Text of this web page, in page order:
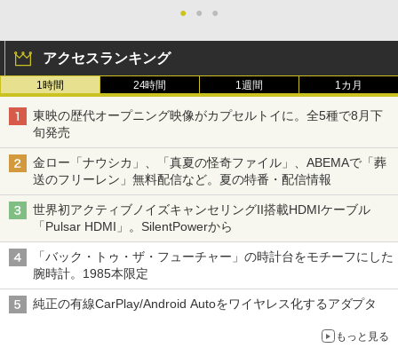
● ● ●
アクセスランキング
1時間 24時間 1週間 1カ月
東映の歴代オープニング映像がカプセルトイに。全5種で8月下
旬発売
金ロー「ナウシカ」、「真夏の怪奇ファイル」、ABEMAで「葬
送のフリーレン」無料配信など。夏の特番・配信情報
世界初アクティブノイズキャンセリングII搭載HDMIケーブル
「Pulsar HDMI」。SilentPowerから
「バック・トゥ・ザ・フューチャー」の時計台をモチーフにした
腕時計。1985本限定
純正の有線CarPlay/Android Autoをワイヤレス化するアダプタ
もっと見る